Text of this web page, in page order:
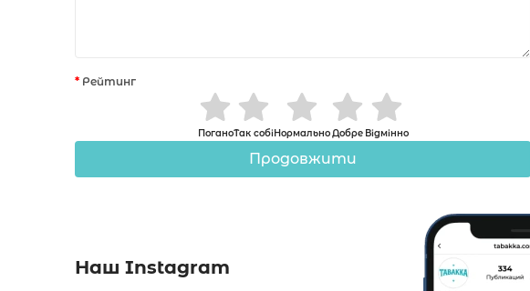
Рейтинг
ПоганоТак собіНормальноДобре Відмінно
Продовжити
Наш Instagram